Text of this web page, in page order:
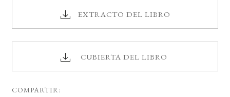
EXTRACTO DEL LIBRO
CUBIERTA DEL LIBRO
COMPARTIR: